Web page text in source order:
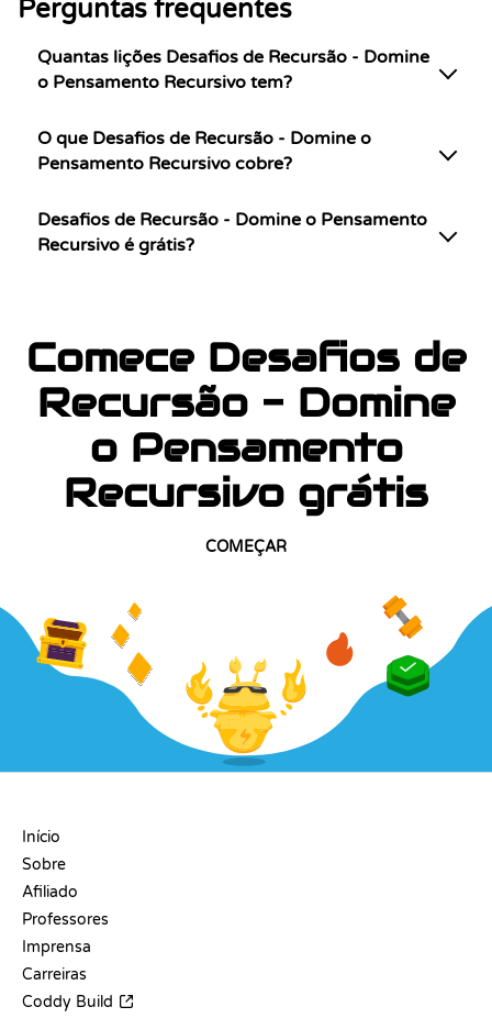
Perguntas frequentes
Quantas lições Desafios de Recursão - Domine
o Pensamento Recursivo tem?
O que Desafios de Recursão - Domine o
Pensamento Recursivo cobre?
Desafios de Recursão - Domine o Pensamento
Recursivo é grátis?
Comece Desafios de
Recursão - Domine
o Pensamento
Recursivo grátis
COMEÇAR
Início
Sobre
Afiliado
Professores
Imprensa
Carreiras
Coddy Build